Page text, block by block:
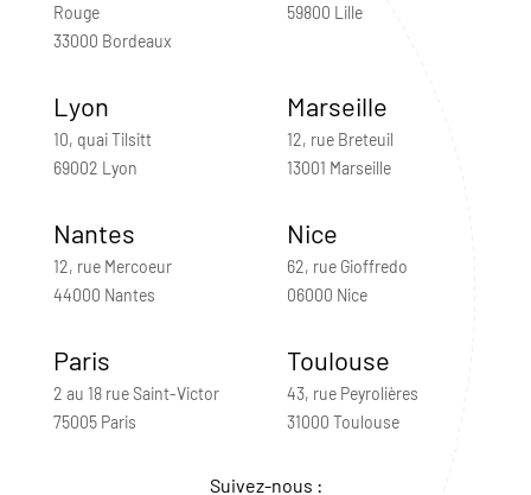
Rouge
33000 Bordeaux
59800 Lille
Lyon
10, quai Tilsitt
69002 Lyon
Marseille
12, rue Breteuil
13001 Marseille
Nantes
12, rue Mercoeur
44000 Nantes
Nice
62, rue Gioffredo
06000 Nice
Paris
2 au 18 rue Saint-Victor
75005 Paris
Toulouse
43, rue Peyrolières
31000 Toulouse
Suivez-nous :